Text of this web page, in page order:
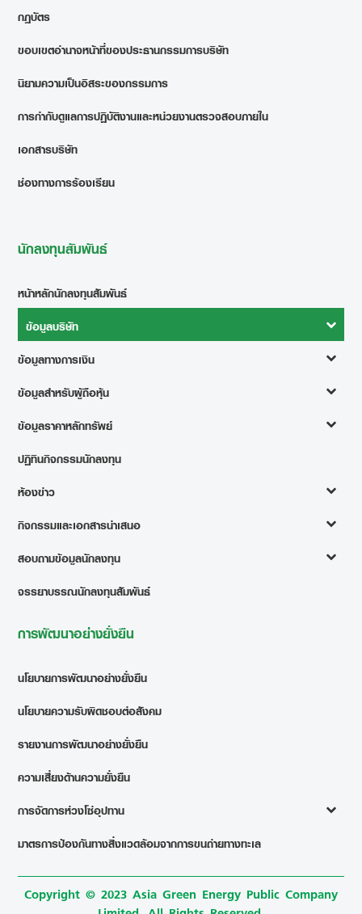
กฎบัตร
ขอบเขตอำนาจหน้าที่ของประธานกรรมการบริษัท
นิยามความเป็นอิสระของกรรมการ
การกำกับดูแลการปฏิบัติงานและหน่วยงานตรวจสอบภายใน
เอกสารบริษัท
ช่องทางการร้องเรียน
นักลงทุนสัมพันธ์
หน้าหลักนักลงทุนสัมพันธ์
ข้อมูลบริษัท
ข้อมูลทางการเงิน
ข้อมูลสำหรับผู้ถือหุ้น
ข้อมูลราคาหลักทรัพย์
ปฏิทินกิจกรรมนักลงทุน
ห้องข่าว
กิจกรรมและเอกสารนำเสนอ
สอบถามข้อมูลนักลงทุน
จรรยาบรรณนักลงทุนสัมพันธ์
การพัฒนาอย่างยั่งยืน
นโยบายการพัฒนาอย่างยั่งยืน
นโยบายความรับผิดชอบต่อสังคม
รายงานการพัฒนาอย่างยั่งยืน
ความเสี่ยงด้านความยั่งยืน
การจัดการห่วงโซ่อุปทาน
มาตรการป้องกันทางสิ่งแวดล้อมจากการขนถ่ายทางทะเล
Copyright © 2023 Asia Green Energy Public Company